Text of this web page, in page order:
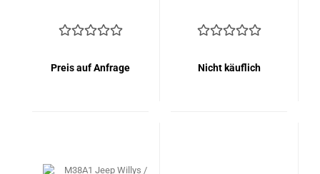
Preis auf Anfrage Nicht käuflich